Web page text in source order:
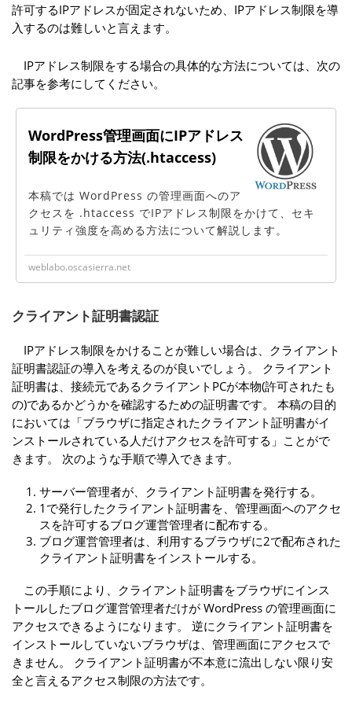
許可するIPアドレスが固定されないため、IPアドレス制限を導
入するのは難しいと言えます。
IPアドレス制限をする場合の具体的な方法については、次の
記事を参考にしてください。
WordPress管理画面にIPアドレス
制限をかける方法(.htaccess)
本稿では WordPress の管理画面へのア
クセスを .htaccess でIPアドレス制限をかけて、セキ
ュリティ強度を高める方法について解説します。
weblabo.oscasierra.net
クライアント証明書認証
IPアドレス制限をかけることが難しい場合は、クライアント
証明書認証の導入を考えるのが良いでしょう。 クライアント
証明書は、接続元であるクライアントPCが本物(許可されたも
の)であるかどうかを確認するための証明書です。 本稿の目的
においては「ブラウザに指定されたクライアント証明書がイ
ンストールされている人だけアクセスを許可する」ことがで
きます。 次のような手順で導入できます。
サーバー管理者が、クライアント証明書を発行する。
1で発行したクライアント証明書を、管理画面へのアクセ
スを許可するブログ運営管理者に配布する。
ブログ運営管理者は、利用するブラウザに2で配布された
クライアント証明書をインストールする。
この手順により、クライアント証明書をブラウザにインス
トールしたブログ運営管理者だけが WordPress の管理画面に
アクセスできるようになります。 逆にクライアント証明書を
インストールしていないブラウザは、管理画面にアクセスで
きません。 クライアント証明書が不本意に流出しない限り安
全と言えるアクセス制限の方法です。